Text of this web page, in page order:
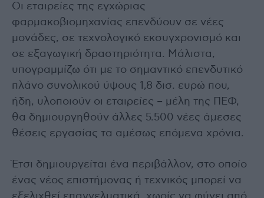
Οι εταιρείες της εγχώριας
φαρμακοβιομηχανίας επενδύουν σε νέες
μονάδες, σε τεχνολογικό εκσυγχρονισμό και
σε εξαγωγική δραστηριότητα. Μάλιστα,
υπογραμμίζω ότι με το σημαντικό επενδυτικό
πλάνο συνολικού ύψους 1,8 δισ. ευρώ που,
ήδη, υλοποιούν οι εταιρείες – μέλη της ΠΕΦ,
θα δημιουργηθούν άλλες 5.500 νέες άμεσες
θέσεις εργασίας τα αμέσως επόμενα χρόνια.
Έτσι δημιουργείται ένα περιβάλλον, στο οποίο
ένας νέος επιστήμονας ή τεχνικός μπορεί να